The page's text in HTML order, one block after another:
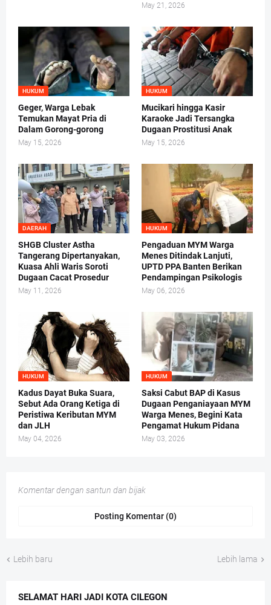
May 21, 2026
HUKUM
Geger, Warga Lebak
Temukan Mayat Pria di
Dalam Gorong-gorong
May 15, 2026
HUKUM
Mucikari hingga Kasir
Karaoke Jadi Tersangka
Dugaan Prostitusi Anak
May 15, 2026
DAERAH
SHGB Cluster Astha
Tangerang Dipertanyakan,
Kuasa Ahli Waris Soroti
Dugaan Cacat Prosedur
May 11, 2026
HUKUM
Pengaduan MYM Warga
Menes Ditindak Lanjuti,
UPTD PPA Banten Berikan
Pendampingan Psikologis
May 06, 2026
HUKUM
Kadus Dayat Buka Suara,
Sebut Ada Orang Ketiga di
Peristiwa Keributan MYM
dan JLH
May 04, 2026
HUKUM
Saksi Cabut BAP di Kasus
Dugaan Penganiayaan MYM
Warga Menes, Begini Kata
Pengamat Hukum Pidana
May 03, 2026
Komentar dengan santun dan bijak
Posting Komentar (0)
Lebih baru Lebih lama
SELAMAT HARI JADI KOTA CILEGON